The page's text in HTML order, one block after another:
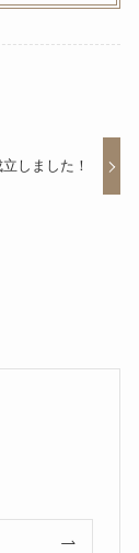
しました！